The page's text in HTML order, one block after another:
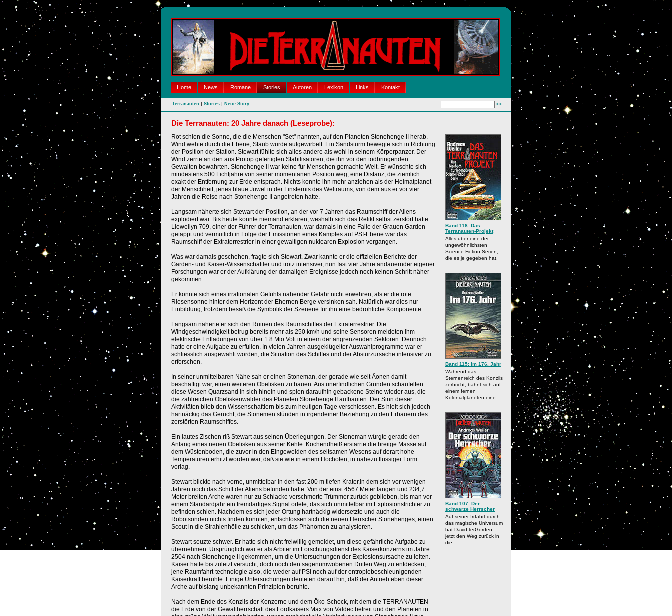
Home News Romane Stories Autoren Lexikon Links Kontakt
Terranauten | Stories | Neue Story
Die Terranauten: 20 Jahre danach (Leseprobe):
Rot schien die Sonne, die die Menschen "Set" nannten, auf den Planeten Stonehenge II herab.
Wind wehte durch die Ebene, Staub wurde aufgewirbelt. Ein Sandsturm bewegte sich in Richtung
der Position der Station. Stewart fühlte sich alles andere als wohl in seinem Körperpanzer. Der
Wind zerrte an den aus Protop gefertigten Stabilisatoren, die ihn vor den todbringenden
Gewalten bewahrten. Stonehenge II war keine für Menschen gemachte Welt. Er wünschte sich
mindestens 500 Lichtjahre von seiner momentanen Position weg, eine Distanz, die ziemlich
exakt der Entfernung zur Erde entsprach. Nichts konnte ihn mehr anziehen als der Heimatplanet
der Menschheit, jenes blaue Juwel in der Finsternis des Weltraums, von dem aus er vor vier
Jahren die Reise nach Stonehenge II angetreten hatte.
Langsam näherte sich Stewart der Position, an der vor 7 Jahren das Raumschiff der Aliens
explodiert war. Bis heute konnte niemand erklären, weshalb sich das Relikt selbst zerstört hatte.
Llewellyn 709, einer der Führer der Terranauten, war damals in eine Falle der Grauen Garden
getappt und vermutlich in Folge der Emissionen eines Kampfes auf PSI-Ebene war das
Raumschiff der Extraterrestrier in einer gewaltigen nuklearen Explosion vergangen.
Was war damals geschehen, fragte sich Stewart. Zwar kannte er die offiziellen Berichte der
Garden- und Kaiser-Wissenschaftler und trotz intensiver, nun fast vier Jahre andauernder eigener
Forschungen war er der Aufklärung der damaligen Ereignisse jedoch noch keinen Schritt näher
gekommen.
Er konnte sich eines irrationalen Gefühls nahender Gefahr nicht erwehren, als er die rote
Riesensonne hinter dem Horizont der Ehernen Berge versinken sah. Natürlich war dies nur
Einbildung, trotzdem besaß die Symbolik der Szenerie für ihn eine bedrohliche Komponente.
Langsam näherte er sich den Ruinen des Raumschiffes der Extraterrestrier. Die
Windgeschwindigkeit betrug bereits mehr als 250 km/h und seine Sensoren meldeten ihm
elektrische Entladungen von über 1.8 Mio Volt in einem der angrenzenden Sektoren. Dennoch
hatte er eine Aufgabe zu erfüllen. In vielen Jahren ausgeklügelter Auswahlprogramme war er
schliesslich ausgewählt worden, die Situation des Schiffes und der Absturzursache intensiver zu
erforschen.
In seiner unmittelbaren Nähe sah er einen Stoneman, der gerade wie seit Äonen damit
beschäftigt war, einen weiteren Obelisken zu bauen. Aus unerfindlichen Gründen schaufelten
diese Wesen Quarzsand in sich hinein und spien daraufhin gebackene Steine wieder aus, die
die zahlreichen Obeliskenwälder des Planeten Stonehenge II aufbauten. Der Sinn dieser
Aktivitäten blieb den Wissenschaftlern bis zum heutigen Tage verschlossen. Es hielt sich jedoch
hartnäckig das Gerücht, die Stonemen stünden in irgendeiner Beziehung zu den Erbauern des
zerstörten Raumschiffes.
Ein lautes Zischen riß Stewart aus seinen Überlegungen. Der Stoneman würgte gerade den
Anfang eines neuen Obelisken aus seiner Kehle. Kochendheiß erstarrte die breiige Masse auf
dem Wüstenboden, die zuvor in den Eingeweiden des seltsamen Wesens auf derart hohe
Temperaturen erhitzt worden war, daß sie wie in einem Hochofen, in nahezu flüssiger Form
vorlag.
Stewart blickte nach vorne, unmittelbar in den fast 200 m tiefen Krater,in dem sich vor wenigen
Jahren noch das Schiff der Aliens befunden hatte. Von der einst 4567 Meter langen und 234,7
Meter breiten Arche waren nur zu Schlacke verschmorte Trümmer zurück geblieben, bis man vor
einem Standardjahr ein fremdartiges Signal ortete, das sich unmittelbar im Explosionstrichter zu
befinden schien. Nachdem es sich jeder Ortung hartnäckig widersetzte und auch die
Robotsonden nichts finden konnten, entschlossen sich die neuen Herrscher Stonehenges, einen
Scout in die Strahlenhölle zu schicken, um das Phänomen zu analysieren.
Stewart seuzte schwer. Er hatte sich nicht freiwillig gemeldet, um diese gefährliche Aufgabe zu
übernehmen. Ursprünglich war er als Arbiter im Forschungsdienst des Kaiserkonzerns im Jahre
2504 nach Stonehenge II gekommen, um die Untersuchungen der Explosionsursache zu leiten.
Kaiser hatte bis zuletzt versucht, doch noch den sagenumwobenen Dritten Weg zu entdecken,
jene Raumfahrt-technologie also, die weder auf PSI noch auf der entropiebeschleunigenden
Kaiserkraft beruhte. Einige Untersuchungen deuteten darauf hin, daß der Antrieb eben dieser
Arche auf bislang unbekannten Prinzipien beruhte.
Nach dem Ende des Konzils der Konzerne und dem Öko-Schock, mit dem die TERRANAUTEN
die Erde von der Gewaltherrschaft des Lordkaisers Max von Valdec befreit und den Planeten in
Band 118: Das
Terranauten-Projekt
Alles über eine der
ungewöhnlichsten
Science-Fiction-Serien,
die es je gegeben hat.
Band 115: Im 176. Jahr
Während das
Sternenreich des Konzils
zerbricht, bahnt sich auf
einem fernen
Kolonialplaneten eine...
Band 107: Der
schwarze Herrscher
Auf seiner Irrfahrt durch
das magische Universum
hat David terGorden
jetzt den Weg zurück in
die...